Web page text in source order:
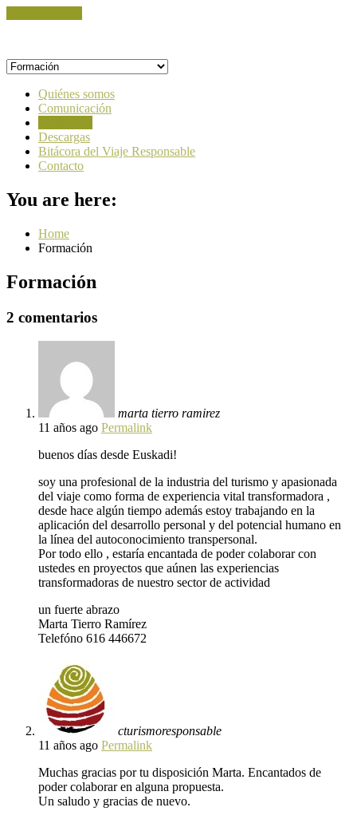
Quiénes somos
Comunicación
Descargas
Bitácora del Viaje Responsable
Contacto
You are here:
Home
Formación
Formación
2 comentarios
marta tierro ramirez
11 años ago Permalink
buenos días desde Euskadi!
soy una profesional de la industria del turismo y apasionada
del viaje como forma de experiencia vital transformadora ,
desde hace algún tiempo además estoy trabajando en la
aplicación del desarrollo personal y del potencial humano en
la línea del autoconocimiento transpersonal.
Por todo ello , estaría encantada de poder colaborar con
ustedes en proyectos que aúnen las experiencias
transformadoras de nuestro sector de actividad
un fuerte abrazo
Marta Tierro Ramírez
Telefóno 616 446672
cturismoresponsable
11 años ago Permalink
Muchas gracias por tu disposición Marta. Encantados de
poder colaborar en alguna propuesta.
Un saludo y gracias de nuevo.